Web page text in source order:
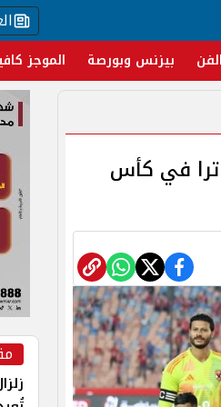
بيزنس وبورصة الموجز
في كأس